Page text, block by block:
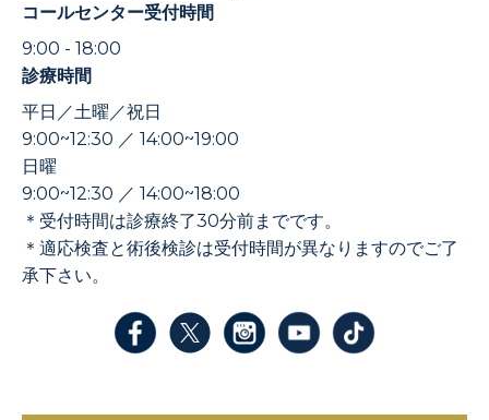
コールセンター受付時間
9:00 - 18:00
診療時間
平日／土曜／祝日
9:00~12:30 ／ 14:00~19:00
日曜
9:00~12:30 ／ 14:00~18:00
＊受付時間は診療終了30分前までです。
＊適応検査と術後検診は受付時間が異なりますのでご了
承下さい。